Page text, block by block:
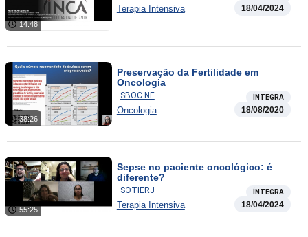
14:48
Terapia Intensiva 18/04/2024
38:26
Preservação da Fertilidade em
Oncologia
SBOC NE ÍNTEGRA
Oncologia 18/08/2020
55:25
Sepse no paciente oncológico: é
diferente?
SOTIERJ ÍNTEGRA
Terapia Intensiva 18/04/2024